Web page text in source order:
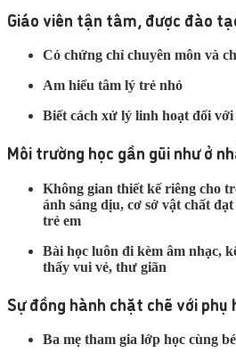
Giáo viên tận tâm, được đào
Có chứng chỉ chuyên môn và
Am hiểu tâm lý trẻ nhỏ
Biết cách xử lý linh hoạt đối
Môi trường học gần gũi như ở
Không gian thiết kế riêng cho
ánh sáng dịu, cơ sở vật chất
trẻ em
Bài học luôn đi kèm âm nhạc,
thấy vui vẻ, thư giãn
Sự đồng hành chặt chẽ với phụ
Ba mẹ tham gia lớp học cùng bé